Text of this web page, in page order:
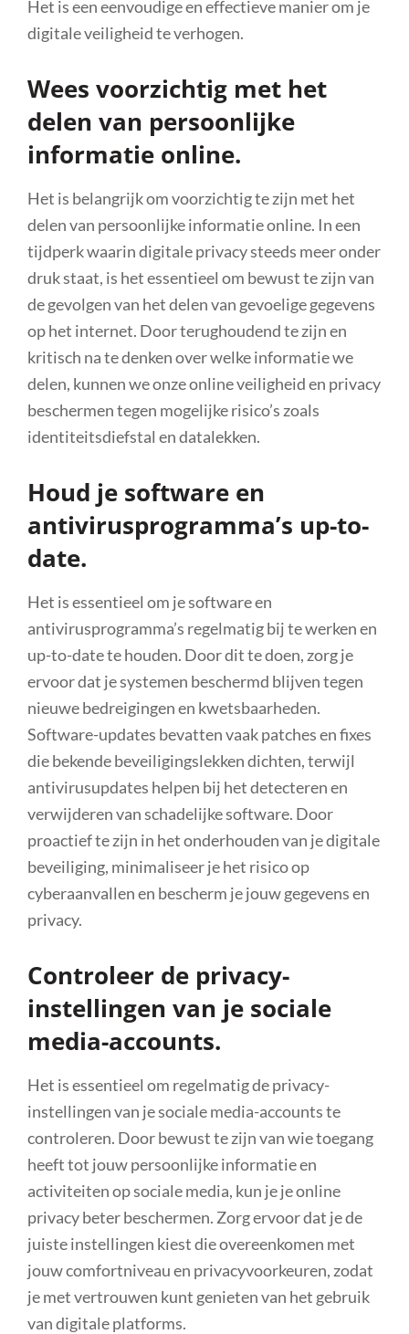
Het is een eenvoudige en effectieve manier om je
digitale veiligheid te verhogen.
Wees voorzichtig met het
delen van persoonlijke
informatie online.
Het is belangrijk om voorzichtig te zijn met het
delen van persoonlijke informatie online. In een
tijdperk waarin digitale privacy steeds meer onder
druk staat, is het essentieel om bewust te zijn van
de gevolgen van het delen van gevoelige gegevens
op het internet. Door terughoudend te zijn en
kritisch na te denken over welke informatie we
delen, kunnen we onze online veiligheid en privacy
beschermen tegen mogelijke risico’s zoals
identiteitsdiefstal en datalekken.
Houd je software en
antivirusprogramma’s up-to-
date.
Het is essentieel om je software en
antivirusprogramma’s regelmatig bij te werken en
up-to-date te houden. Door dit te doen, zorg je
ervoor dat je systemen beschermd blijven tegen
nieuwe bedreigingen en kwetsbaarheden.
Software-updates bevatten vaak patches en fixes
die bekende beveiligingslekken dichten, terwijl
antivirusupdates helpen bij het detecteren en
verwijderen van schadelijke software. Door
proactief te zijn in het onderhouden van je digitale
beveiliging, minimaliseer je het risico op
cyberaanvallen en bescherm je jouw gegevens en
privacy.
Controleer de privacy-
instellingen van je sociale
media-accounts.
Het is essentieel om regelmatig de privacy-
instellingen van je sociale media-accounts te
controleren. Door bewust te zijn van wie toegang
heeft tot jouw persoonlijke informatie en
activiteiten op sociale media, kun je je online
privacy beter beschermen. Zorg ervoor dat je de
juiste instellingen kiest die overeenkomen met
jouw comfortniveau en privacyvoorkeuren, zodat
je met vertrouwen kunt genieten van het gebruik
van digitale platforms.